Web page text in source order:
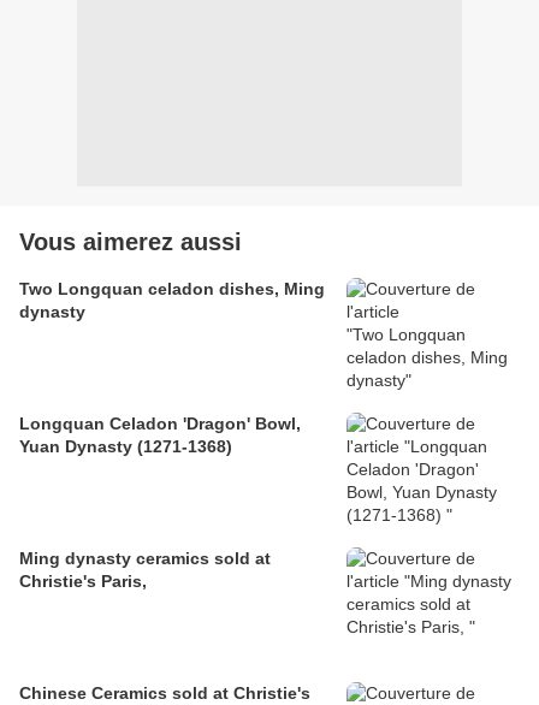
Vous aimerez aussi
Two Longquan celadon dishes, Ming
dynasty
Longquan Celadon 'Dragon' Bowl,
Yuan Dynasty (1271-1368)
Ming dynasty ceramics sold at
Christie's Paris,
Chinese Ceramics sold at Christie's